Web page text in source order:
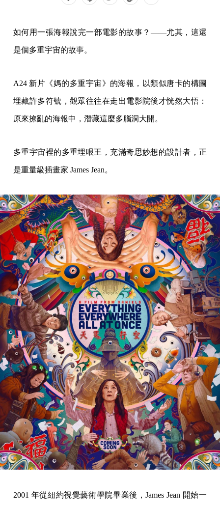
如何用一張海報說完一部電影的故事？——尤其，這還
是個多重宇宙的故事。
A24 新片《媽的多重宇宙》的海報，以類似唐卡的構圖
埋藏許多符號，觀眾往往在走出電影院後才恍然大悟：
原來撩亂的海報中，潛藏這麼多腦洞大開。
多重宇宙裡的多重埋哏王，充滿奇思妙想的設計者，正
是重量級插畫家 James Jean。
2001 年從紐約視覺藝術學院畢業後，James Jean 開始一